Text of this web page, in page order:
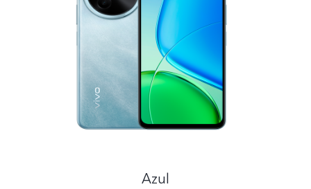
Colombia | Seleccione país/región
Azul